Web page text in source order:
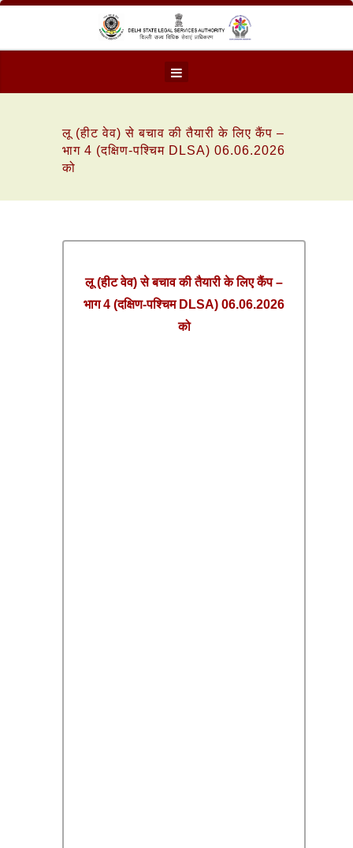
लू (हीट वेव) से बचाव की तैयारी के लिए कैंप –
भाग 4 (दक्षिण-पश्चिम DLSA) 06.06.2026
को
लू (हीट वेव) से बचाव की तैयारी के लिए कैंप –
भाग 4 (दक्षिण-पश्चिम DLSA) 06.06.2026
को